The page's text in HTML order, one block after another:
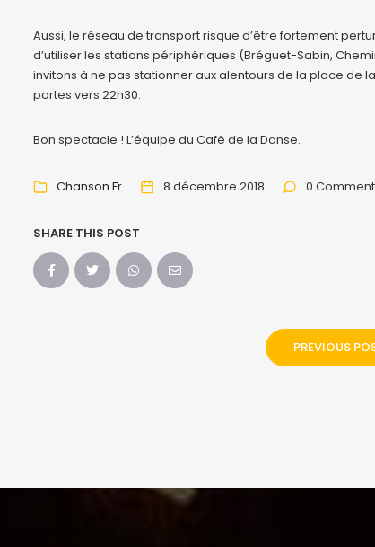
Aussi, le réseau de transport risque d’être fortement
d’utiliser les stations périphériques (Bréguet-Sabin,
invitons à ne pas stationner aux alentours de la place de
portes vers 22h30.
Bon spectacle ! L’équipe du Café de la Danse.
Chanson Fr 8 décembre 2018 0 Comment
SHARE THIS POST
PREVIOUS